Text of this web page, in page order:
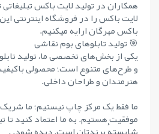
همکاران در تولید لایت باکس
لایت باکس را در فروشگاه اینترنتی
باکس مهرگان ارایه میکنیم.
🎯 تولید تابلوهای بوم نقاشی
یکی از بخش‌های تخصصی ما، تولید
و طرح‌های متنوع است؛ محصولی
هنرمندان و طراحان داخلی.
ما فقط یک مرکز چاپ نیستیم؛ ما
موفقیت هستیم. به ما اعتماد کنید تا